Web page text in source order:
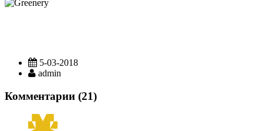
5-03-2018
admin
Комментарии (21)